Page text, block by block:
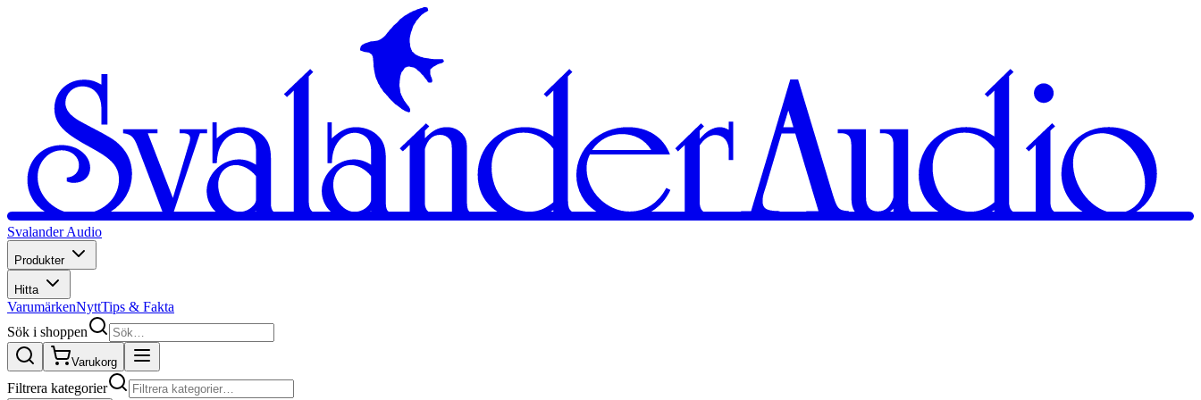
Svalander Audio
Produkter
Hitta
VarumärkenNyttTips & Fakta
Sök i shoppen
Varukorg
Filtrera kategorier